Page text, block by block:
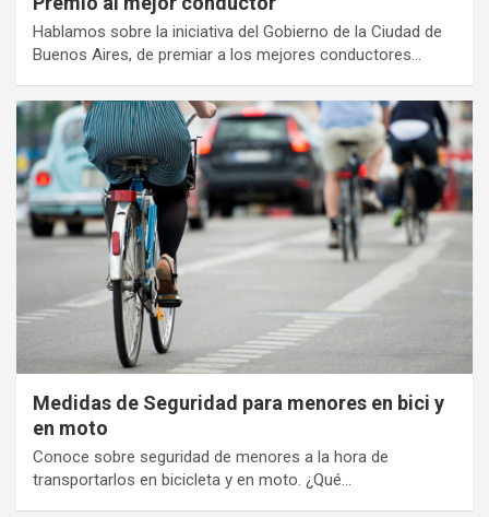
Hablamos sobre la iniciativa del Gobierno de la Ciudad de
Buenos Aires, de premiar a los mejores conductores…
Medidas de Seguridad para menores en bici y
en moto
Conoce sobre seguridad de menores a la hora de
transportarlos en bicicleta y en moto. ¿Qué…